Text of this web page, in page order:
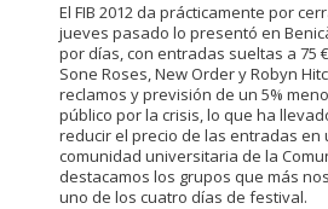
El FIB 2012 da prácticamente por
jueves pasado lo presentó en
por días, con entradas sueltas a 75
Sone Roses, New Order y Robyn
reclamos y previsión de un 5%
público por la crisis, lo que ha
reducir el precio de las entradas en
comunidad universitaria de la
destacamos los grupos que más
uno de los cuatro días de festival.